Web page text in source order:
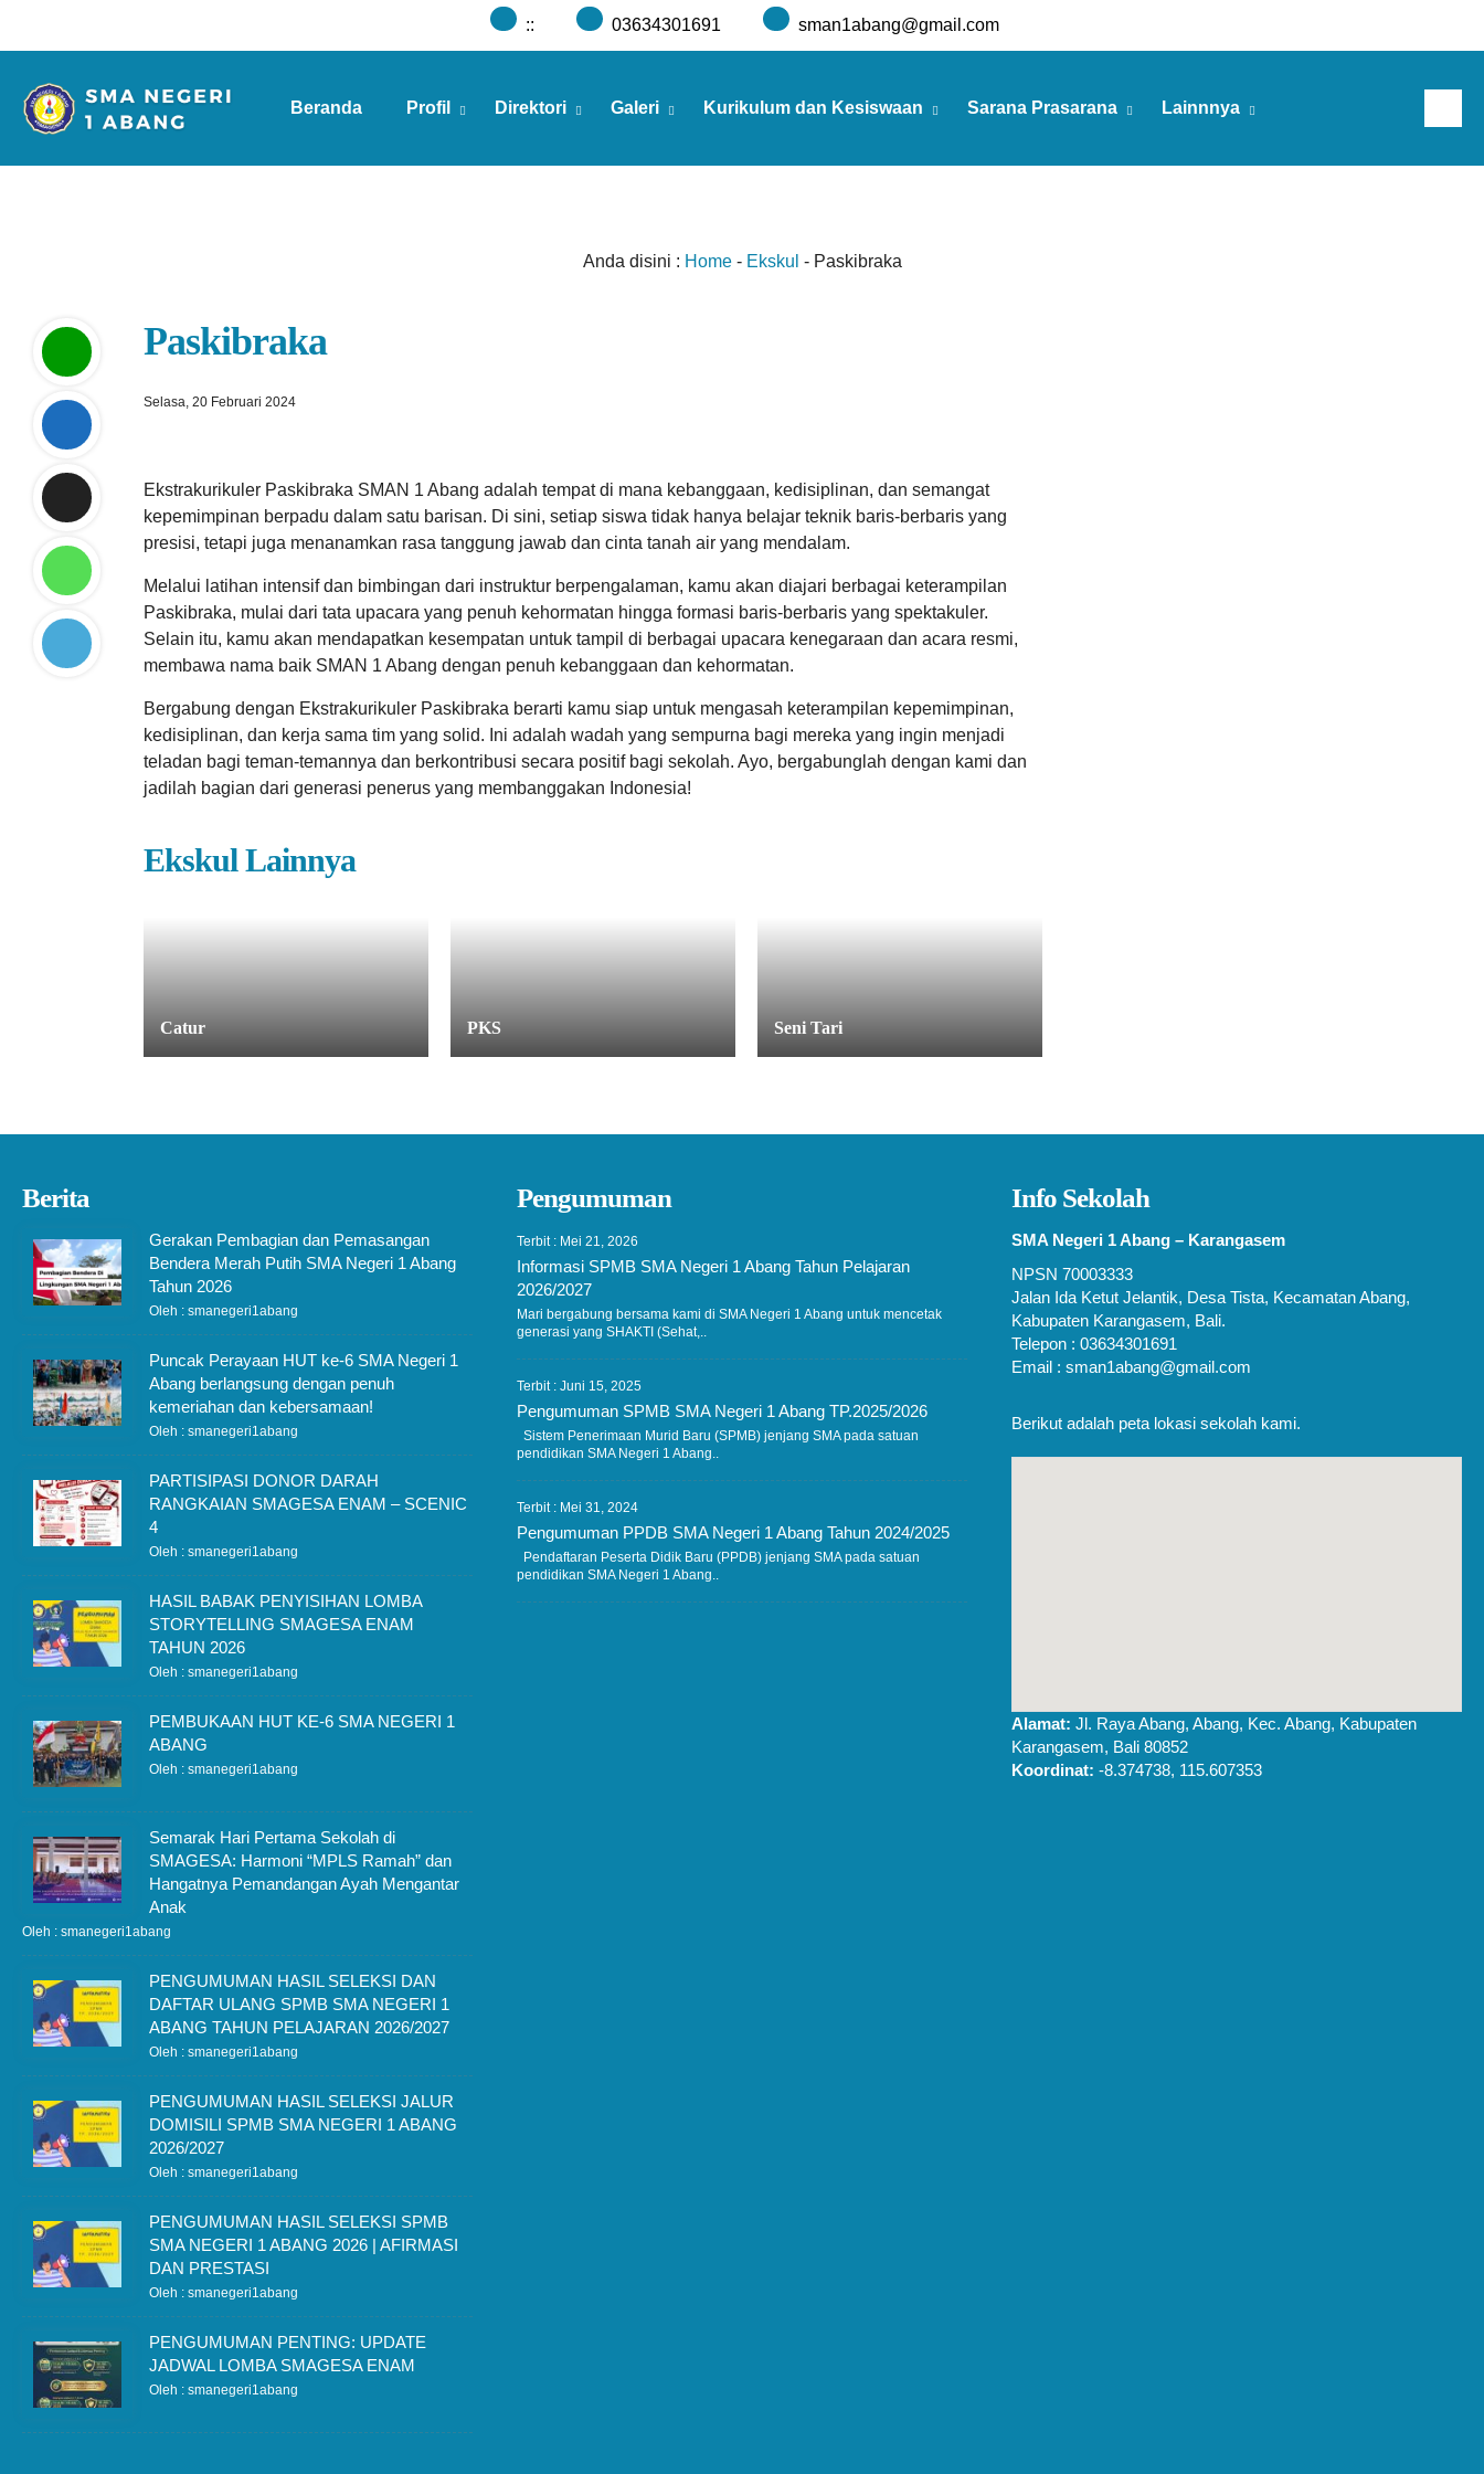
:: 03634301691 sman1abang@gmail.com
Beranda Profil Direktori Galeri Kurikulum dan Kesiswaan Sarana Prasarana Lainnnya
Anda disini : Home- Ekskul - Paskibraka
Paskibraka
Selasa, 20 Februari 2024
Ekstrakurikuler Paskibraka SMAN 1 Abang adalah tempat di mana kebanggaan, kedisiplinan, dan semangat
kepemimpinan berpadu dalam satu barisan. Di sini, setiap siswa tidak hanya belajar teknik baris-berbaris yang
presisi, tetapi juga menanamkan rasa tanggung jawab dan cinta tanah air yang mendalam.
Melalui latihan intensif dan bimbingan dari instruktur berpengalaman, kamu akan diajari berbagai keterampilan
Paskibraka, mulai dari tata upacara yang penuh kehormatan hingga formasi baris-berbaris yang spektakuler.
Selain itu, kamu akan mendapatkan kesempatan untuk tampil di berbagai upacara kenegaraan dan acara resmi,
membawa nama baik SMAN 1 Abang dengan penuh kebanggaan dan kehormatan.
Bergabung dengan Ekstrakurikuler Paskibraka berarti kamu siap untuk mengasah keterampilan kepemimpinan,
kedisiplinan, dan kerja sama tim yang solid. Ini adalah wadah yang sempurna bagi mereka yang ingin menjadi
teladan bagi teman-temannya dan berkontribusi secara positif bagi sekolah. Ayo, bergabunglah dengan kami dan
jadilah bagian dari generasi penerus yang membanggakan Indonesia!
Ekskul Lainnya
Catur PKS Seni Tari
Berita
Gerakan Pembagian dan Pemasangan
Bendera Merah Putih SMA Negeri 1 Abang
Tahun 2026
Oleh : smanegeri1abang
Puncak Perayaan HUT ke-6 SMA Negeri 1
Abang berlangsung dengan penuh
kemeriahan dan kebersamaan!
Oleh : smanegeri1abang
PARTISIPASI DONOR DARAH
RANGKAIAN SMAGESA ENAM – SCENIC
4
Oleh : smanegeri1abang
HASIL BABAK PENYISIHAN LOMBA
STORYTELLING SMAGESA ENAM
TAHUN 2026
Oleh : smanegeri1abang
PEMBUKAAN HUT KE-6 SMA NEGERI 1
ABANG
Oleh : smanegeri1abang
Semarak Hari Pertama Sekolah di
SMAGESA: Harmoni “MPLS Ramah” dan
Hangatnya Pemandangan Ayah Mengantar
Anak
Oleh : smanegeri1abang
PENGUMUMAN HASIL SELEKSI DAN
DAFTAR ULANG SPMB SMA NEGERI 1
ABANG TAHUN PELAJARAN 2026/2027
Oleh : smanegeri1abang
PENGUMUMAN HASIL SELEKSI JALUR
DOMISILI SPMB SMA NEGERI 1 ABANG
2026/2027
Oleh : smanegeri1abang
PENGUMUMAN HASIL SELEKSI SPMB
SMA NEGERI 1 ABANG 2026 | AFIRMASI
DAN PRESTASI
Oleh : smanegeri1abang
PENGUMUMAN PENTING: UPDATE
JADWAL LOMBA SMAGESA ENAM
Oleh : smanegeri1abang
Pengumuman
Terbit : Mei 21, 2026
Informasi SPMB SMA Negeri 1 Abang Tahun Pelajaran
2026/2027
Mari bergabung bersama kami di SMA Negeri 1 Abang untuk mencetak
generasi yang SHAKTI (Sehat,..
Terbit : Juni 15, 2025
Pengumuman SPMB SMA Negeri 1 Abang TP.2025/2026
Sistem Penerimaan Murid Baru (SPMB) jenjang SMA pada satuan
pendidikan SMA Negeri 1 Abang..
Terbit : Mei 31, 2024
Pengumuman PPDB SMA Negeri 1 Abang Tahun 2024/2025
Pendaftaran Peserta Didik Baru (PPDB) jenjang SMA pada satuan
pendidikan SMA Negeri 1 Abang..
Info Sekolah
SMA Negeri 1 Abang – Karangasem
NPSN 70003333
Jalan Ida Ketut Jelantik, Desa Tista, Kecamatan Abang,
Kabupaten Karangasem, Bali.
Telepon : 03634301691
Email : sman1abang@gmail.com
Berikut adalah peta lokasi sekolah kami.
Alamat: Jl. Raya Abang, Abang, Kec. Abang, Kabupaten
Karangasem, Bali 80852
Koordinat: -8.374738, 115.607353